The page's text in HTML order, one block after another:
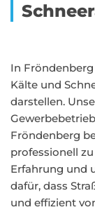
In
Kälte und
darstellen.
Fröndenberg
professionell
Erfahrung und
dafür, dass
und effizient